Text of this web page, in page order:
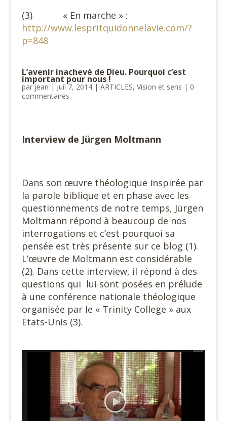
(3) « En marche » :
http://www.lespritquidonnelavie.com/?
p=848
L’avenir inachevé de Dieu. Pourquoi c’est
important pour nous !
parjean | Juil 7, 2014| ARTICLES, Vision et sens | 0
commentaires
Interview de Jürgen Moltmann
Dans son œuvre théologique inspirée par
la parole biblique et en phase avec les
questionnements de notre temps, Jürgen
Moltmann répond à beaucoup de nos
interrogations et c’est pourquoi sa
pensée est très présente sur ce blog (1).
L’œuvre de Moltmann est considérable
(2). Dans cette interview, il répond à des
questions qui lui sont posées en prélude
à une conférence nationale théologique
organisée par le « Trinity College » aux
Etats-Unis (3).